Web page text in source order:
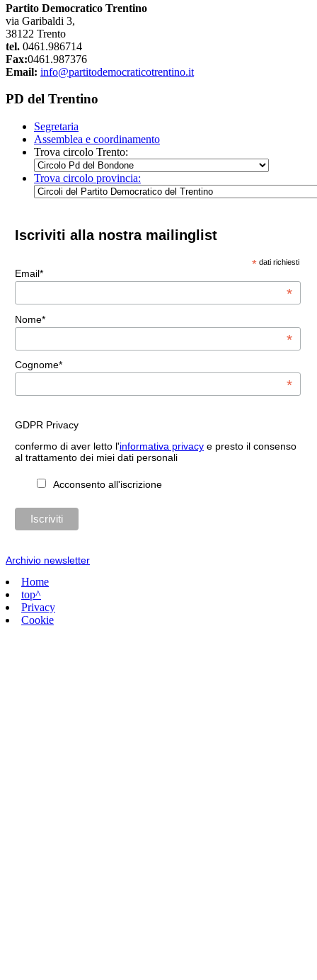
Partito Democratico Trentino
via Garibaldi 3,
38122 Trento
tel. 0461.986714
Fax:0461.987376
Email: info@partitodemocraticotrentino.it
PD del Trentino
Segretaria
Assemblea e coordinamento
Trova circolo Trento:
Trova circolo provincia:
Iscriviti alla nostra mailinglist
* dati richiesti
Email*
*
Nome*
*
Cognome*
*
GDPR Privacy
confermo di aver letto l'informativa privacye presto il consenso
al trattamento dei miei dati personali
Acconsento all'iscrizione
Archivio newsletter
Home
top^
Privacy
Cookie